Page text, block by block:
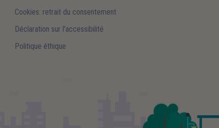
Cookies: retrait du consentement
Déclaration sur l'accessibilité
Politique éthique